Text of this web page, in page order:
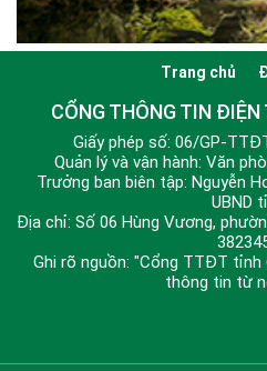
Trang chủ
CỔNG THÔNG TIN
Giấy phép số: 06/GP-
Quản lý và vận hành: Văn
Trưởng ban biên tập: Nguyễn
UBND
Địa chỉ: Số 06 Hùng Vương,
Ghi rõ nguồn: "Cổng TTĐT tỉnh
thông tin từ